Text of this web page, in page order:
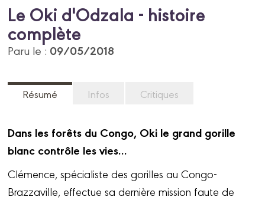
Le Oki d'Odzala - histoire
complète
Paru le : 09/05/2018
Résumé Infos Critiques
Dans les forêts du Congo, Oki le grand gorille
blanc contrôle les vies…
Clémence, spécialiste des gorilles au Congo-
Brazzaville, effectue sa dernière mission faute de